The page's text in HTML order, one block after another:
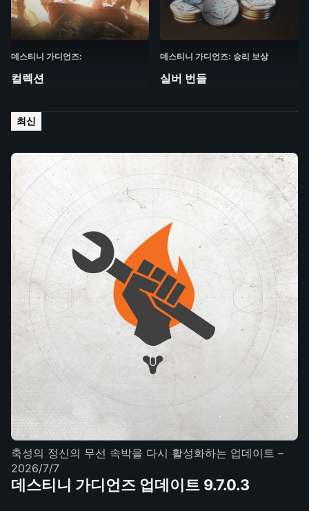
데스티니 가디언즈:
컬렉션
데스티니 가디언즈: 승리 보상
실버 번들
최신
축성의 정신의 무선 속박을 다시 활성화하는 업데이트 –
2026/7/7
데스티니 가디언즈 업데이트 9.7.0.3